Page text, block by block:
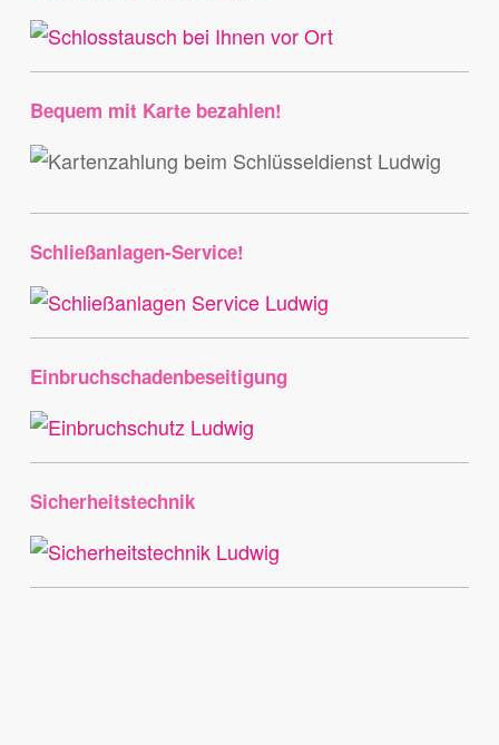
Bequem mit Karte bezahlen!
Schließanlagen-Service!
Einbruchschadenbeseitigung
Sicherheitstechnik